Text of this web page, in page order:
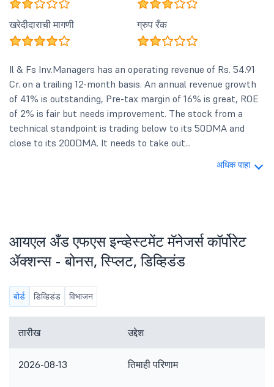
खरेदीदाराची मागणी ग्रुप रँक
Il & Fs Inv.Managers has an operating revenue of Rs. 54.91
Cr. on a trailing 12-month basis. An annual revenue growth
of 41% is outstanding, Pre-tax margin of 16% is great, ROE
of 2% is fair but needs improvement. The stock from a
technical standpoint is trading below to its 50DMA and
close to its 200DMA. It needs to take out...
अधिक पाहा
आयएल अँड एफएस इन्व्हेस्टमेंट मॅनेजर्स कॉर्पोरेट
ॲक्शन्स - बोनस, स्प्लिट, डिव्हिडंड
बोर्ड डिव्हिडंड विभाजन
तारीख उद्देश
2026-08-13 तिमाही परिणाम